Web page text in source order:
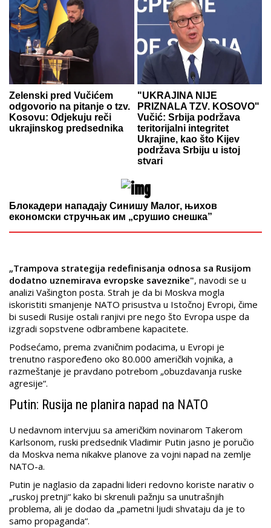
Zelenski pred Vučićem
odgovorio na pitanje o tzv.
Kosovu: Odjekuju reči
ukrajinskog predsednika
"UKRAJINA NIJE
PRIZNALA TZV. KOSOVO"
Vučić: Srbija podržava
teritorijalni integritet
Ukrajine, kao što Kijev
podržava Srbiju u istoj
stvari
Блокадери нападају Синишу Малог, њихов
економски стручњак им „срушио снешка”
„Trampova strategija redefinisanja odnosa sa Rusijom
dodatno uznemirava evropske saveznike", navodi se u
analizi Vašington posta. Strah je da bi Moskva mogla
iskoristiti smanjenje NATO prisustva u Istočnoj Evropi, čime
bi susedi Rusije ostali ranjivi pre nego što Evropa uspe da
izgradi sopstvene odbrambene kapacitete.
Podsećamo, prema zvaničnim podacima, u Evropi je
trenutno raspoređeno oko 80.000 američkih vojnika, a
razmeštanje je pravdano potrebom „obuzdavanja ruske
agresije“.
Putin: Rusija ne planira napad na NATO
U nedavnom intervjuu sa američkim novinarom Takerom
Karlsonom, ruski predsednik Vladimir Putin jasno je poručio
da Moskva nema nikakve planove za vojni napad na zemlje
NATO-a.
Putin je naglasio da zapadni lideri redovno koriste narativ o
„ruskoj pretnji“ kako bi skrenuli pažnju sa unutrašnjih
problema, ali je dodao da „pametni ljudi shvataju da je to
samo propaganda“.